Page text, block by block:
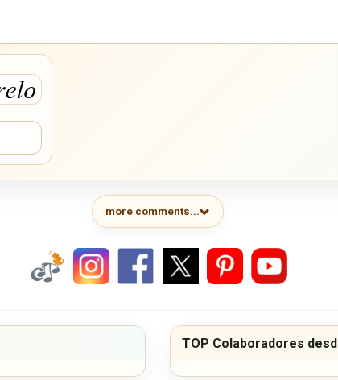
more comments...
TOP Colaboradores